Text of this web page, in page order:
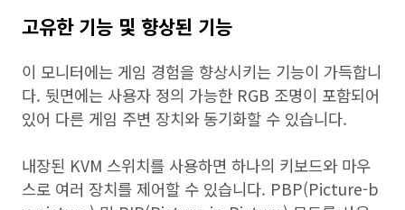
고유한 기능 및 향상된 기능
이 모니터에는 게임 경험을 향상시키는 기능이 가득합니
다. 뒷면에는 사용자 정의 가능한 RGB 조명이 포함되어
있어 다른 게임 주변 장치와 동기화할 수 있습니다.
내장된 KVM 스위치를 사용하면 하나의 키보드와 마우
스로 여러 장치를 제어할 수 있습니다. PBP(Picture-b